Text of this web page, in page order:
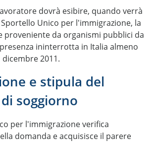
dovrà esibire, quando verrà
Unico per l'immigrazione, la
proveniente da organismi pubblici da
ininterrotta in Italia almeno
2011.
e stipula del
soggiorno
per l'immigrazione verifica
domanda e acquisisce il parere